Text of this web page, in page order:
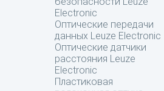
Electronic
Оптические передачи
данных Leuze Electronic
Оптические датчики
расстояния Leuze
Electronic
Пластиковая